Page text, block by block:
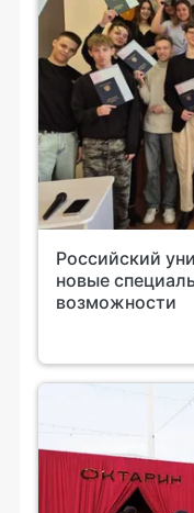
Российский
новые
возможности